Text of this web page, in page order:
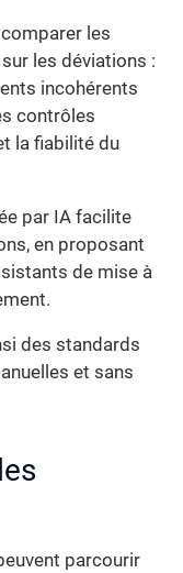
les
les déviations :
incohérents
contrôles
la fiabilité du
par IA facilite
en proposant
de mise à
des standards
et sans
parcourir